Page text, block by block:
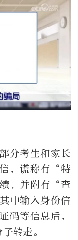
分考生和家长
，谎称有“特
，并附有“查
中输入身份信
码等信息后，
转走。